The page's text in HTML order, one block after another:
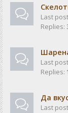
Last
Replies:
Last
Replies:
Да
Last